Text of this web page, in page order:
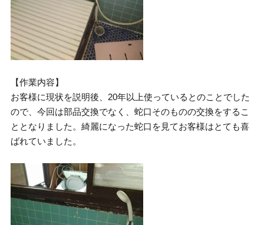
【作業内容】
お客様に現状を説明後、20年以上使っているとのことでした
ので、今回は部品交換でなく、蛇口そのものの交換をするこ
ととなりました。綺麗になった蛇口を見てお客様はとても喜
ばれていました。